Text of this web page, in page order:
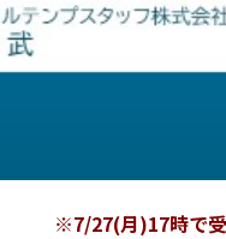
※7/27(月)17時で受